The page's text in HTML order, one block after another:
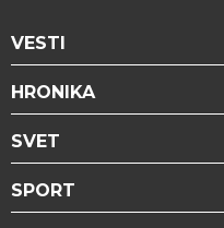
VESTI
HRONIKA
SVET
SPORT